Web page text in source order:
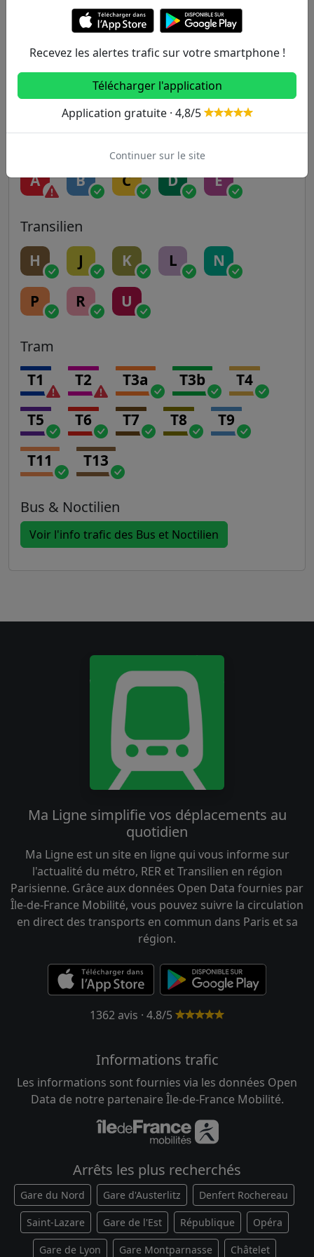
6 7 7B 8
9 10 11 12 13
14
A B C D E
Transilien
H J K L N
P R U
Tram
T1 T2 T3a T3b T4
T5 T6 T7 T8 T9
T11 T13
Bus & Noctilien
Voir l'info trafic des Bus et Noctilien
Ma Ligne simplifie vos déplacements au
quotidien
Ma Ligne est un site en ligne qui vous informe sur
l'actualité du métro, RER et Transilien en région
Parisienne. Grâce aux données Open Data fournies par
Île-de-France Mobilité, vous pouvez suivre la circulation
en direct des transports en commun dans Paris et sa
région.
1362 avis · 4.8/5
Informations trafic
Les informations sont fournies via les données Open
Data de notre partenaire Île-de-France Mobilité.
Arrêts les plus recherchés
Gare du Nord Gare d'Austerlitz Denfert Rochereau
Saint-Lazare Gare de l'Est République Opéra
Gare de Lyon Gare Montparnasse Châtelet
Recevez les alertes trafic sur votre smartphone !
Télécharger l'application
Application gratuite · 4,8/5
Continuer sur le site